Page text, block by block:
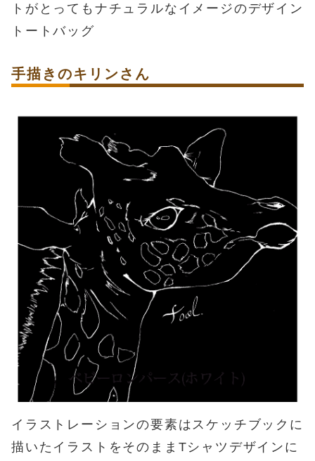
トがとってもナチュラルなイメージのデザイン
トートバッグ
手描きのキリンさん
イラストレーションの要素はスケッチブックに
描いたイラストをそのままTシャツデザインに